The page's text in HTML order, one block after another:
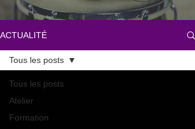
ACTUALITÉ
Tous les posts
Atelier
Formation
Tous les posts